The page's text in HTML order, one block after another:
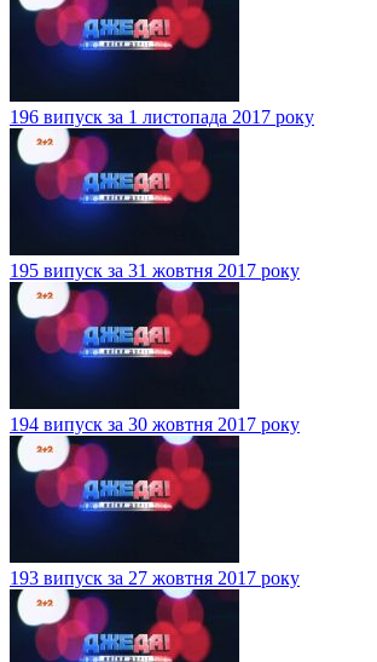
196 випуск за 1 листопада 2017 року
195 випуск за 31 жовтня 2017 року
194 випуск за 30 жовтня 2017 року
193 випуск за 27 жовтня 2017 року